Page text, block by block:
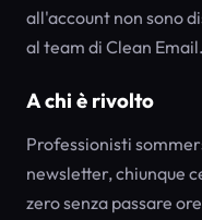
all'account non sono
al team di Clean Email.
A chi è rivolto
Professionisti
newsletter, chiunque
zero senza passare